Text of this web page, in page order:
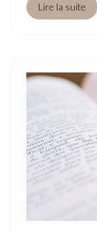
Lire la suite